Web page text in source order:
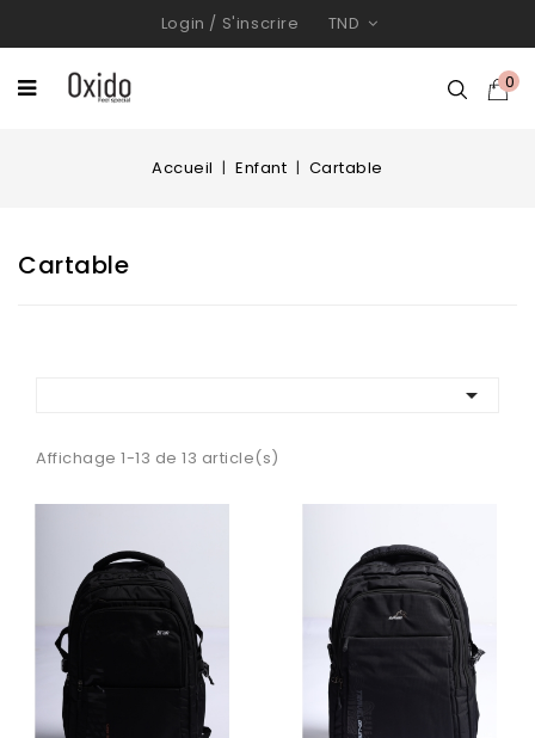
Login / S'inscrire TND
0
Accueil Enfant Cartable
Cartable

Affichage 1-13 de 13 article(s)